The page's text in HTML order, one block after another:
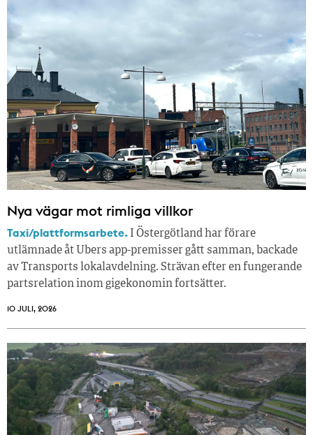
Nya vägar mot rimliga villkor
Taxi/plattformsarbete. I Östergötland har förare
utlämnade åt Ubers app-premisser gått samman, backade
av Transports lokalavdelning. Strävan efter en fungerande
partsrelation inom gigekonomin fortsätter.
10 JULI, 2026